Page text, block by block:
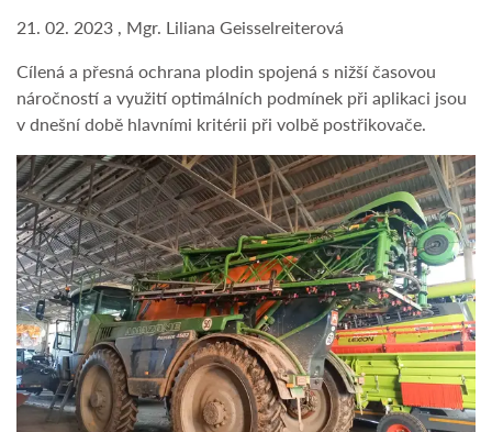
21. 02. 2023 , Mgr. Liliana Geisselreiterová
Cílená a přesná ochrana plodin spojená s nižší časovou
náročností a využití optimálních podmínek při aplikaci jsou
v dnešní době hlavními kritérii při volbě postřikovače.